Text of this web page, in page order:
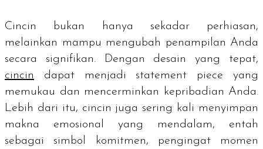
Cincin bukan hanya sekadar perhiasan,
melainkan mampu mengubah penampilan Anda
secara signifikan. Dengan desain yang tepat,
cincin dapat menjadi statement piece yang
memukau dan mencerminkan kepribadian Anda.
Lebih dari itu, cincin juga sering kali menyimpan
makna emosional yang mendalam, entah
sebagai simbol komitmen, pengingat momen